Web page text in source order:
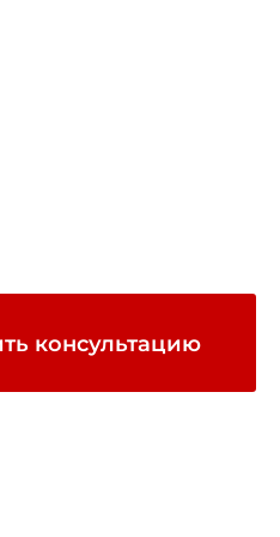
консультацию